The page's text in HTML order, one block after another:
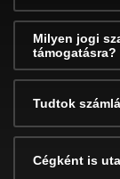
Milyen jogi
támogatásra?
Tudtok
Cégként is